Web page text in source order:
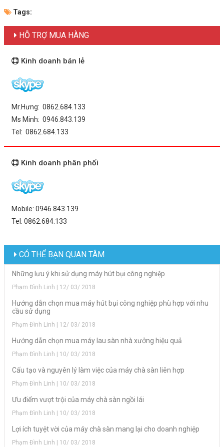
Tags:
HỖ TRỢ MUA HÀNG
Kinh doanh bán lẻ
Mr.Hưng: 0862.684.133
Ms Minh: 0946.843.139
Tel: 0862.684.133
Kinh doanh phân phối
Mobile: 0946.843.139
Tel: 0862.684.133
CÓ THỂ BẠN QUAN TÂM
Những lưu ý khi sử dụng máy hút bụi công nghiệp
Phạm Đình Linh | 12/ 03/ 2018
Hướng dẫn chọn mua máy hút bụi công nghiệp phù hợp với nhu
cầu sử dụng
Phạm Đình Linh | 12/ 03/ 2018
Hướng dẫn chọn mua máy lau sàn nhà xưởng hiệu quả
Phạm Đình Linh | 10/ 03/ 2018
Cấu tạo và nguyên lý làm việc của máy chà sàn liên hợp
Phạm Đình Linh | 10/ 03/ 2018
Ưu điểm vượt trội của máy chà sàn ngồi lái
Phạm Đình Linh | 10/ 03/ 2018
Lợi ích tuyệt vời của máy chà sàn mang lại cho doanh nghiệp
Phạm Đình Linh | 10/ 03/ 2018